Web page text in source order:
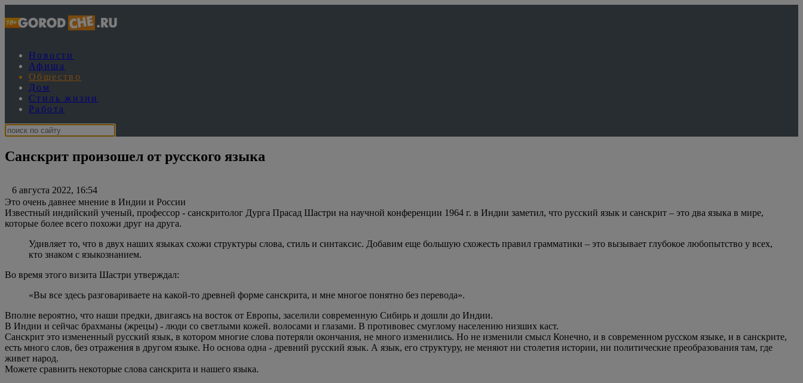
Новости
Афиша
Общество
Дом
Стиль жизни
Работа
Санскрит произошел от русского языка
6 августа 2022, 16:54
Это очень давнее мнение в Индии и России
Известный индийский ученый, профессор - санскритолог Дурга Прасад Шастри на научной конференции 1964 г. в Индии заметил, что русский язык и санскрит – это два языка в мире,
которые более всего похожи друг на друга.
Удивляет то, что в двух наших языках схожи структуры слова, стиль и синтаксис. Добавим еще большую схожесть правил грамматики – это вызывает глубокое любопытство у всех,
кто знаком с языкознанием.
Во время этого визита Шастри утверждал:
«Вы все здесь разговариваете на какой-то древней форме санскрита, и мне многое понятно без перевода».
Вполне вероятно, что наши предки, двигаясь на восток от Европы, заселили современную Сибирь и дошли до Индии.
В Индии и сейчас брахманы (жрецы) - люди со светлыми кожей. волосами и глазами. В противовес смуглому населению низших каст.
Санскрит это измененный русский язык, в котором многие слова потеряли окончания, не много изменились. Но не изменили смысл Конечно, и в современном русском языке, и в санскрите,
есть много слов, без отражения в другом языке. Но основа одна - древний русский язык. А язык, его структуру, не меняют ни столетия истории, ни политические преобразования там, где
живет народ.
Можете сравнить некоторые слова санскрита и нашего языка.